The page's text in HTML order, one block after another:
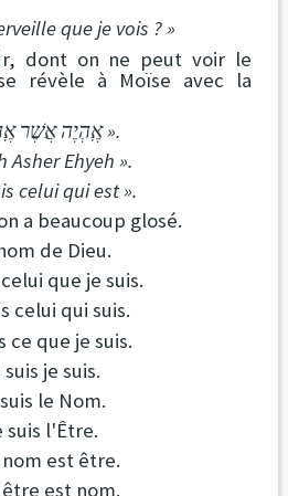
que je vois ? »
dont on ne peut voir le
révèle à Moïse avec la
« אֶֽהְיֶה אֲשֶׁר אֶֽהְיֶה ».
Asher Ehyeh ».
celui qui est ».
a beaucoup glosé.
de Dieu.
que je suis.
celui qui suis.
ce que je suis.
suis je suis.
le Nom.
suis l'Être.
nom est être.
être est nom.